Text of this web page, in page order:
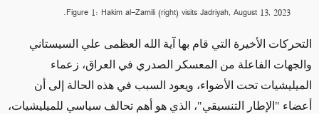
Figure 1: Hakim al-Zamili (right) visits Jadriyah, August 13, 2023.
التحركات الأخيرة التي قام بها آية الله العظمى علي السيستاني
والجهات الفاعلة من المعسكر الصدري في العراق، زعماء
الميليشيات تحت الأضواء، ويعود السبب في هذه الحالة إلى أن
أعضاء "الإطار التنسيقي"، الذي هو أهم تحالف سياسي للميليشيات،